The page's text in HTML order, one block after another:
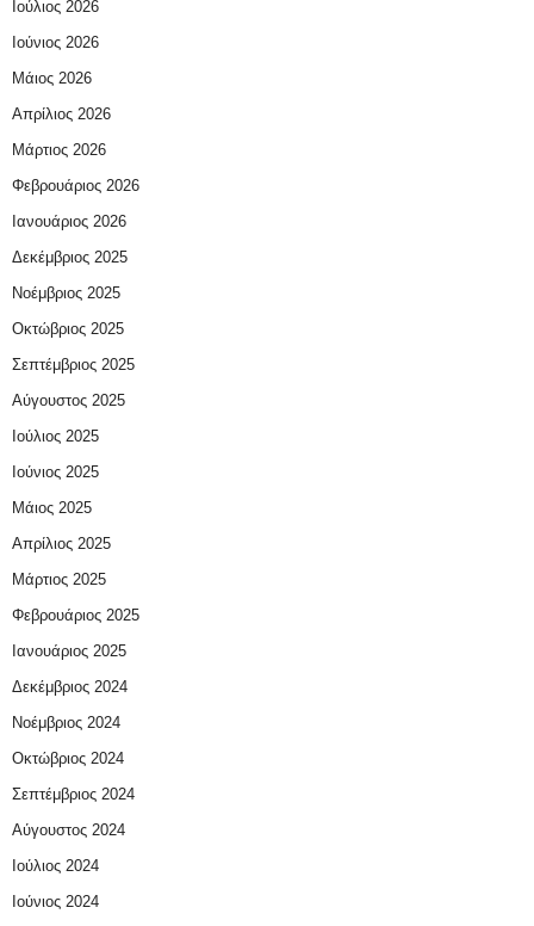
Ιούλιος 2026
Ιούνιος 2026
Μάιος 2026
Απρίλιος 2026
Μάρτιος 2026
Φεβρουάριος 2026
Ιανουάριος 2026
Δεκέμβριος 2025
Νοέμβριος 2025
Οκτώβριος 2025
Σεπτέμβριος 2025
Αύγουστος 2025
Ιούλιος 2025
Ιούνιος 2025
Μάιος 2025
Απρίλιος 2025
Μάρτιος 2025
Φεβρουάριος 2025
Ιανουάριος 2025
Δεκέμβριος 2024
Νοέμβριος 2024
Οκτώβριος 2024
Σεπτέμβριος 2024
Αύγουστος 2024
Ιούλιος 2024
Ιούνιος 2024